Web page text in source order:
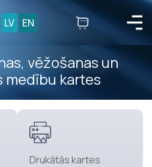
LV EN
vēžošanas un
medību kartes
Drukātās kartes